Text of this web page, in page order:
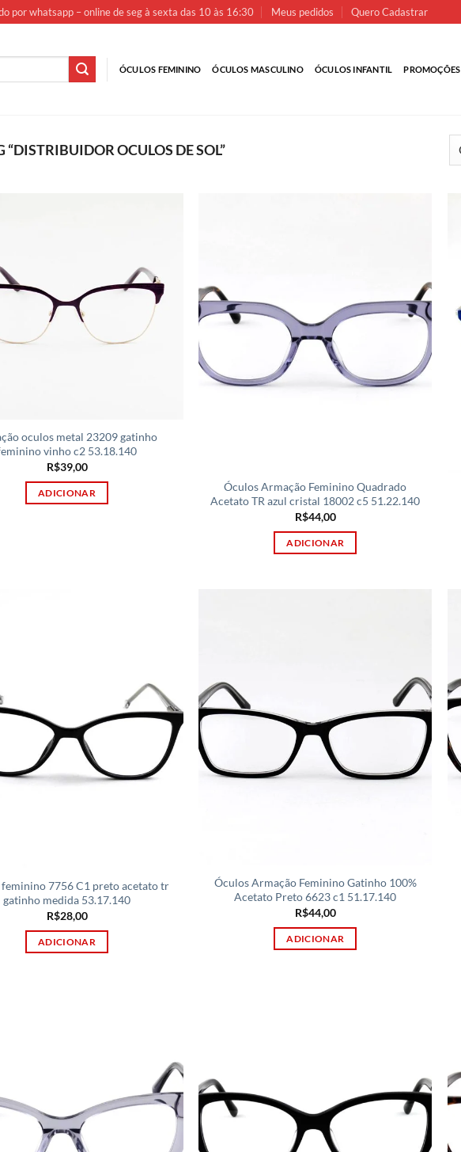
por whatsapp – online de seg à sexta das 10 às 16:30 Meus pedidos Quero Cadastrar
ÓCULOS FEMININO ÓCULOS MASCULINO ÓCULOS INFANTIL PROMOÇÕES
OCULOS DE SOL”
oculos metal 23209 gatinho
vinho c2 53.18.140
R$39,00
ADICIONAR
Óculos Armação Feminino Quadrado
Acetato TR azul cristal 18002 c5 51.22.140
R$44,00
ADICIONAR
7756 C1 preto acetato tr
gatinho medida 53.17.140
R$28,00
ADICIONAR
Óculos Armação Feminino Gatinho 100%
Acetato Preto 6623 c1 51.17.140
R$44,00
ADICIONAR